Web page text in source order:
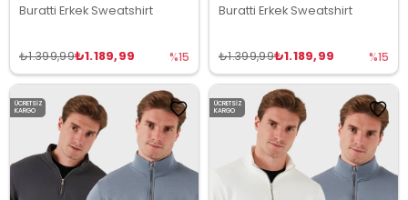
Buratti Erkek Sweatshirt
₺1.189,99
₺1.399,99 %15
Buratti Erkek Sweatshirt
₺1.189,99
₺1.399,99 %15
ÜCRETSIZ
KARGO
ÜCRETSIZ
KARGO